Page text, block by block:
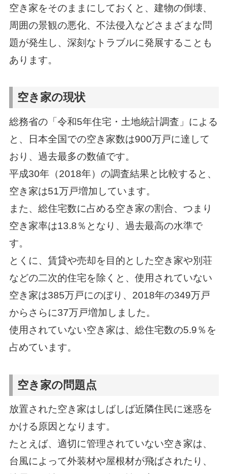
空き家をそのままにしておくと、建物の倒壊、
周囲の景観の悪化、不法侵入などさまざまな問
題が発生し、深刻なトラブルに発展することも
あります。
空き家の現状
総務省の「令和5年住宅・土地統計調査」による
と、日本全国での空き家数は900万戸に達して
おり、過去最多の数値です。
平成30年（2018年）の調査結果と比較すると、
空き家は51万戸増加しています。
また、総住宅数に占める空き家の割合、つまり
空き家率は13.8％となり、過去最高の水準で
す。
とくに、賃貸や売却を目的とした空き家や別荘
などの二次的住宅を除くと、使用されていない
空き家は385万戸にのぼり、2018年の349万戸
からさらに37万戸増加しました。
使用されていない空き家は、総住宅数の5.9％を
占めています。
空き家の問題点
放置された空き家はしばしば近隣住民に迷惑を
かける原因となります。
たとえば、適切に管理されていない空き家は、
台風によって外装材や屋根材が飛ばされたり、